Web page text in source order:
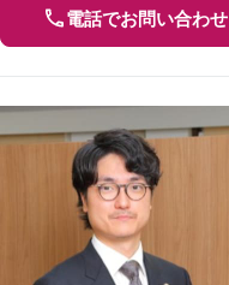
電話でお問い合わせ